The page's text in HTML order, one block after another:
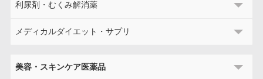
利尿剤・むくみ解消薬
メディカルダイエット・サプリ
美容・スキンケア医薬品